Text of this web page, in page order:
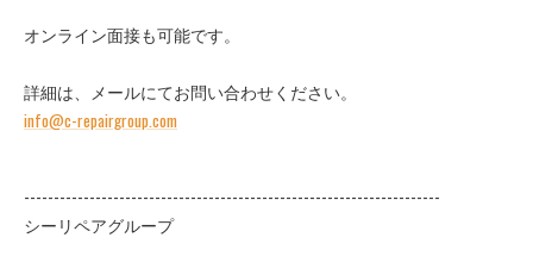
オンライン面接も可能です。
詳細は、メールにてお問い合わせください。
info@c-repairgroup.com
----------------------------------------------------------------------
シーリペアグループ